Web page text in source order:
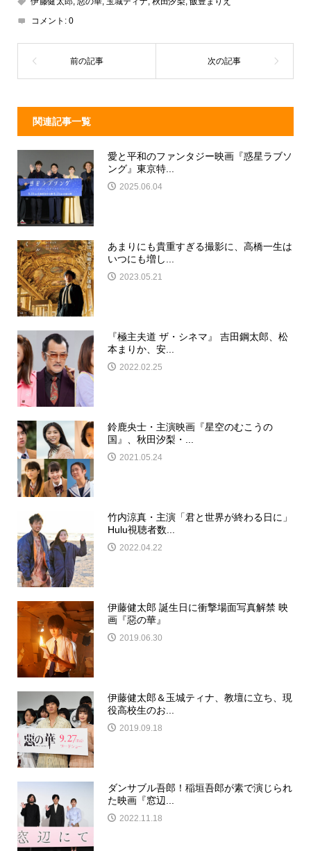
d
s
o
コメント: 0
関連記事一覧
愛と平和のファンタジー映画『惑星ラブソ
ング』東京特...
2025.06.04
あまりにも貴重すぎる撮影に、高橋一生は
いつにも増し...
2023.05.21
『極主夫道 ザ・シネマ』 吉田鋼太郎、松
本まりか、安...
2022.02.25
鈴鹿央士・主演映画『星空のむこうの
国』、秋田汐梨・...
2021.05.24
竹内涼真・主演「君と世界が終わる日に」
Hulu視聴者数...
2022.04.22
伊藤健太郎 誕生日に衝撃場面写真解禁 映
画『惡の華』
2019.06.30
伊藤健太郎＆玉城ティナ、教壇に立ち、現
役高校生のお...
2019.09.18
ダンサブル吾郎！稲垣吾郎が素で演じられ
た映画『窓辺...
2022.11.18